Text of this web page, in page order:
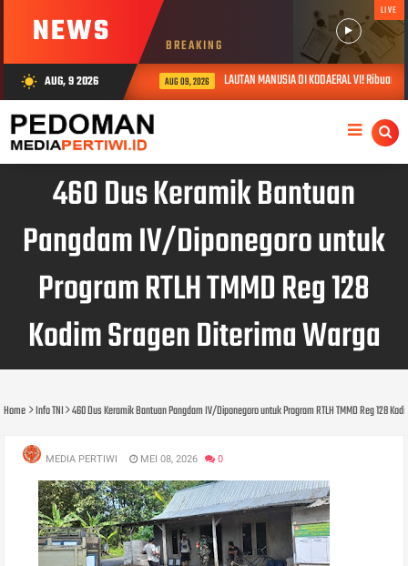
NEWS BREAKING
LIVE
wb_sunny AUG, 9 2026 AUG 09, 2026 LAUTAN MANUSIA DI KODAERAL VI!
460 Dus Keramik Bantuan
Pangdam IV/Diponegoro untuk
Program RTLH TMMD Reg 128
Kodim Sragen Diterima Warga
Home Info TNI 460 Dus Keramik Bantuan Pangdam IV/Diponegoro untuk Program RTLH TMMD Reg 128
MEDIA PERTIWI MEI 08, 2026 0